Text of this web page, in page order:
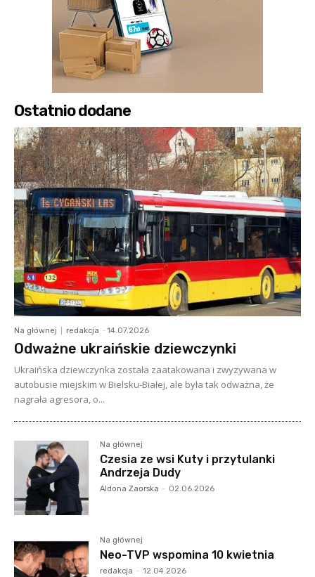
Ostatnio dodane
Na głównej redakcja - 14.07.2026
Odważne ukraińskie dziewczynki
Ukraińska dziewczynka została zaatakowana i zwyzywana w
autobusie miejskim w Bielsku-Białej, ale była tak odważna, że
nagrała agresora, o...
Na głównej
Czesia ze wsi Kuty i przytulanki
Andrzeja Dudy
Aldona Zaorska - 02.06.2026
Na głównej
Neo-TVP wspomina 10 kwietnia
redakcja - 12.04.2026